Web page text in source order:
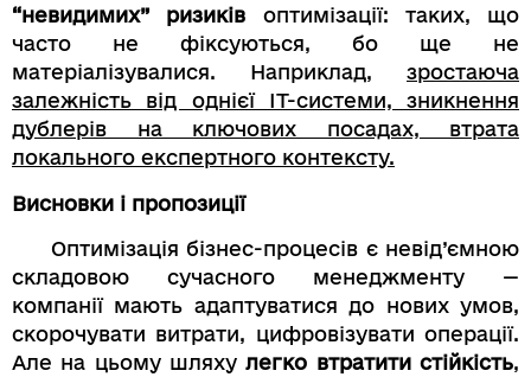
“невидимих” ризиків оптимізації: таких, що
часто не фіксуються, бо ще не
матеріалізувалися. Наприклад, зростаюча
залежність від однієї ІТ-системи, зникнення
дублерів на ключових посадах, втрата
локального експертного контексту.
Висновки і пропозиції
Оптимізація бізнес-процесів є невід’ємною
складовою сучасного менеджменту —
компанії мають адаптуватися до нових умов,
скорочувати витрати, цифровізувати операції.
Але на цьому шляхулегко втратити стійкість,